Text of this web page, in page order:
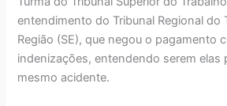
entendimento do Tribunal Regional do
Região (SE), que negou o pagamento
indenizações, entendendo serem elas
mesmo acidente.